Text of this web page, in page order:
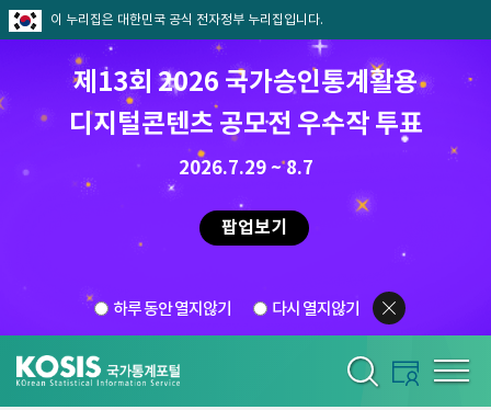
이 누리집은 대한민국 공식 전자정부 누리집입니다.
제13회 2026 국가승인통계활용
디지털콘텐츠 공모전 우수작 투표
2026.7.29 ~ 8.7
팝업보기
하루 동안 열지않기 다시 열지않기